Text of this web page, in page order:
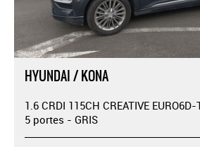
HYUNDAI / KONA
1.6 CRDI 115CH CREATIVE
5 portes - GRIS